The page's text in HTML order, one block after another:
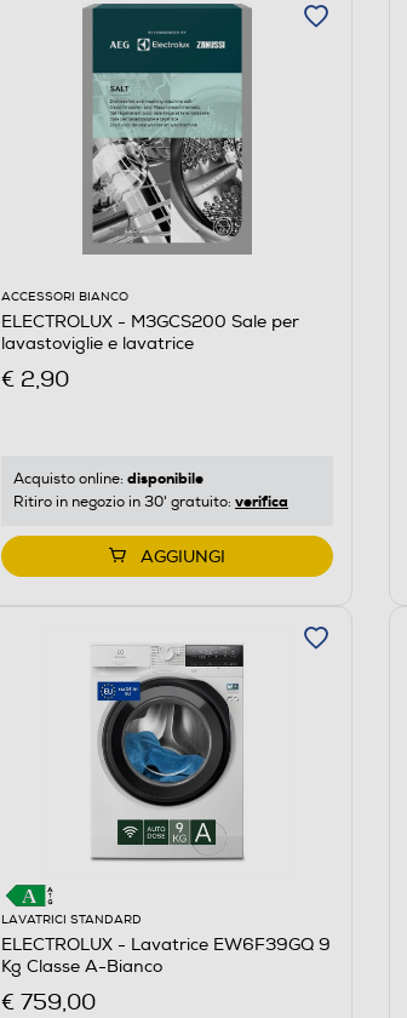
ACCESSORI BIANCO
ELECTROLUX - M3GCS200 Sale per
lavastoviglie e lavatrice
€ 2,90
Acquisto online: disponibile
Ritiro in negozio in 30' gratuito: verifica
AGGIUNGI
LAVATRICI STANDARD
ELECTROLUX - Lavatrice EW6F39GQ 9
Kg Classe A-Bianco
€ 759,00